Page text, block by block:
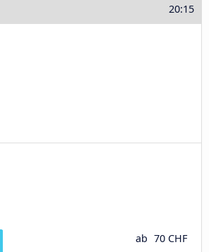
20:15
ab 70 CHF